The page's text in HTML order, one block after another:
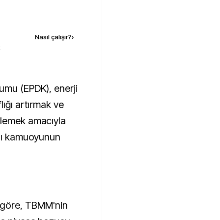
Nasıl çalışır?›
artırmak ve
amacıyla
kamuoyunun
TBMM'nin